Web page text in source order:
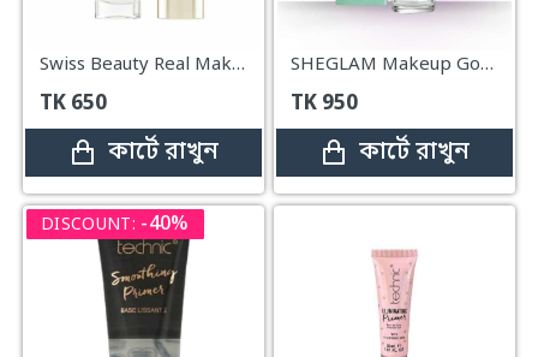
Swiss Beauty Real Makeup Base Highlighting Primer – 32ml
TK 650
কার্টে রাখুন
SHEGLAM Makeup Good Grip Hydrating Primer – 45ml
TK 950
কার্টে রাখুন
DISCOUNT: -40%